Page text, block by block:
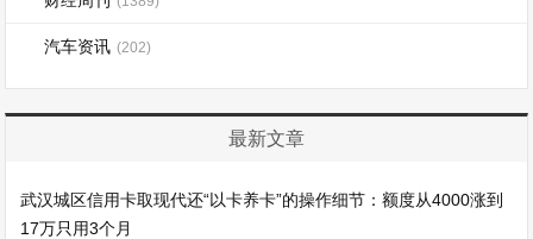
汽车资讯 (202)
最新文章
武汉城区信用卡取现代还“以卡养卡”的操作细节：额度从4000涨到
17万只用3个月